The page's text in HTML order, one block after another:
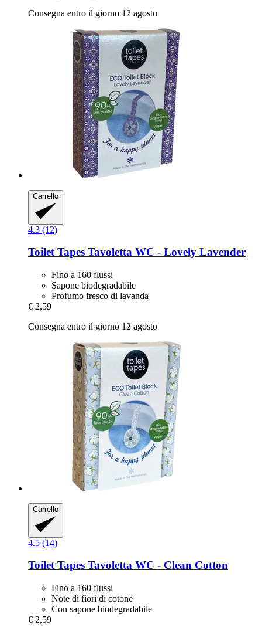
Consegna entro il giorno 12 agosto
Carrello
4.3 (12)
Toilet Tapes Tavoletta WC -​ Lovely Lavender
Fino a 160 flussi
Sapone biodegradabile
Profumo fresco di lavanda
€ 2,59
Consegna entro il giorno 12 agosto
Carrello
4.5 (14)
Toilet Tapes Tavoletta WC -​ Clean Cotton
Fino a 160 flussi
Note di fiori di cotone
Con sapone biodegradabile
€ 2,59